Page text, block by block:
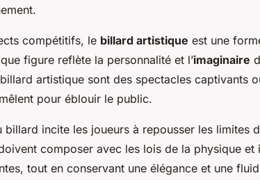
compétitifs, le billard artistique est une
figure reflète la personnalité et l’imaginaire
artistique sont des spectacles captivants
pour éblouir le public.
billard incite les joueurs à repousser les limites
composer avec les lois de la physique et
tout en conservant une élégance et une